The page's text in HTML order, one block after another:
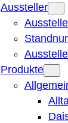
Aussteller
Produkte